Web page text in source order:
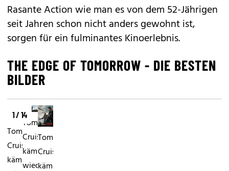
Rasante Action wie man es von dem 52-Jährigen
seit Jahren schon nicht anders gewohnt ist,
sorgen für ein fulminantes Kinoerlebnis.
THE EDGE OF TOMORROW - DIE BESTEN
BILDER
1 / 14
Tom
Cruise
kämpft
Tom
Cruise
kämpft
wieder
Tom
Cruise
kämpft